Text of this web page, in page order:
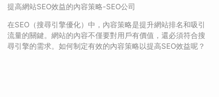
提高網站SEO效益的內容策略-SEO公司
在SEO（搜尋引擎優化）中，內容策略是提升網站排名和吸引
流量的關鍵。網站的內容不僅要對用戶有價值，還必須符合搜
尋引擎的需求。如何制定有效的內容策略以提高SEO效益呢？